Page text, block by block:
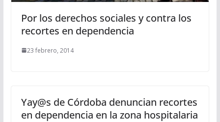
Por los derechos sociales y contra los
recortes en dependencia
23 febrero, 2014
Yay@s de Córdoba denuncian recortes
en dependencia en la zona hospitalaria